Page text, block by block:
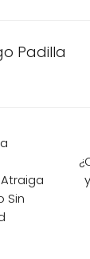
Padilla
Sin